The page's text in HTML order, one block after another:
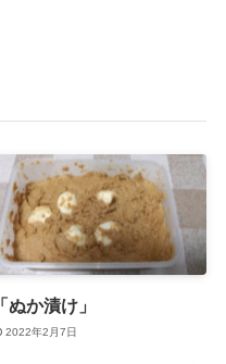
「ぬか漬け」
2022年2月7日